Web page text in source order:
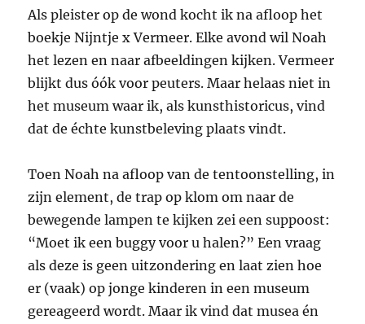
Als pleister op de wond kocht ik na afloop het
boekje Nijntje x Vermeer. Elke avond wil Noah
het lezen en naar afbeeldingen kijken. Vermeer
blijkt dus óók voor peuters. Maar helaas niet in
het museum waar ik, als kunsthistoricus, vind
dat de échte kunstbeleving plaats vindt.
Toen Noah na afloop van de tentoonstelling, in
zijn element, de trap op klom om naar de
bewegende lampen te kijken zei een suppoost:
“Moet ik een buggy voor u halen?” Een vraag
als deze is geen uitzondering en laat zien hoe
er (vaak) op jonge kinderen in een museum
gereageerd wordt. Maar ik vind dat musea én